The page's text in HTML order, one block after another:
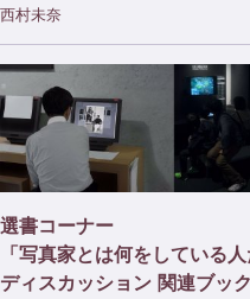
西村未奈
選書コーナー
「写真家とは何をしている人
ディスカッション 関連ブッ